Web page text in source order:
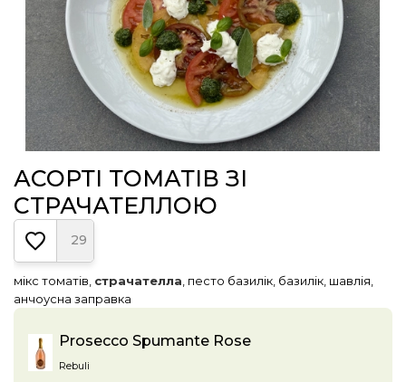
АСОРТІ ТОМАТІВ ЗІ
СТРАЧАТЕЛЛОЮ
29
мікс томатів, страчателла , песто базилік, базилік, шавлія,
анчоусна заправка
Prosecco Spumante Rose
Rebuli